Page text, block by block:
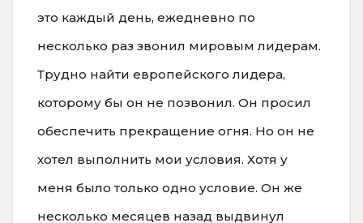
это каждый день, ежедневно по
несколько раз звонил мировым лидерам.
Трудно найти европейского лидера,
которому бы он не позвонил. Он просил
обеспечить прекращение огня. Но он не
хотел выполнить мои условия. Хотя у
меня было только одно условие. Он же
несколько месяцев назад выдвинул